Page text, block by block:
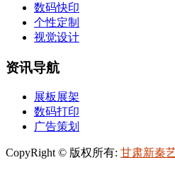
数码快印
个性定制
视觉设计
资讯导航
展板展架
数码打印
广告策划
CopyRight © 版权所有: 甘肃新秦